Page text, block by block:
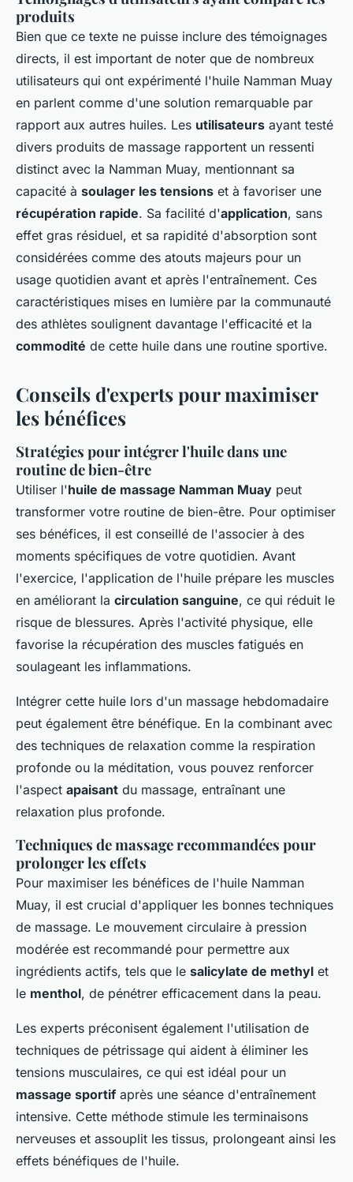
produits
Bien que ce texte ne puisse inclure des témoignages
directs, il est important de noter que de nombreux
utilisateurs qui ont expérimenté l'huile Namman Muay
en parlent comme d'une solution remarquable par
rapport aux autres huiles. Les utilisateurs ayant testé
divers produits de massage rapportent un ressenti
distinct avec la Namman Muay, mentionnant sa
capacité à soulager les tensions et à favoriser une
récupération rapide. Sa facilité d'application, sans
effet gras résiduel, et sa rapidité d'absorption sont
considérées comme des atouts majeurs pour un
usage quotidien avant et après l'entraînement. Ces
caractéristiques mises en lumière par la communauté
des athlètes soulignent davantage l'efficacité et la
commodité de cette huile dans une routine sportive.
Conseils d'experts pour maximiser
les bénéfices
Stratégies pour intégrer l'huile dans une
routine de bien-être
Utiliser l'huile de massage Namman Muay peut
transformer votre routine de bien-être. Pour optimiser
ses bénéfices, il est conseillé de l'associer à des
moments spécifiques de votre quotidien. Avant
l'exercice, l'application de l'huile prépare les muscles
en améliorant la circulation sanguine, ce qui réduit le
risque de blessures. Après l'activité physique, elle
favorise la récupération des muscles fatigués en
soulageant les inflammations.
Intégrer cette huile lors d'un massage hebdomadaire
peut également être bénéfique. En la combinant avec
des techniques de relaxation comme la respiration
profonde ou la méditation, vous pouvez renforcer
l'aspect apaisant du massage, entraînant une
relaxation plus profonde.
Techniques de massage recommandées pour
prolonger les effets
Pour maximiser les bénéfices de l'huile Namman
Muay, il est crucial d'appliquer les bonnes techniques
de massage. Le mouvement circulaire à pression
modérée est recommandé pour permettre aux
ingrédients actifs, tels que le salicylate de methyl et
le menthol, de pénétrer efficacement dans la peau.
Les experts préconisent également l'utilisation de
techniques de pétrissage qui aident à éliminer les
tensions musculaires, ce qui est idéal pour un
massage sportif après une séance d'entraînement
intensive. Cette méthode stimule les terminaisons
nerveuses et assouplit les tissus, prolongeant ainsi les
effets bénéfiques de l'huile.